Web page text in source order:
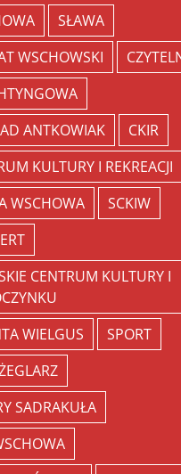
SŁAWA
WSCHOWSKI
ANTKOWIAK
CKIR
KULTURY I REKREACJI
WSCHOWA
SCKIW
CENTRUM KULTURY I
WIELGUS
SPORT
SADRAKUŁA